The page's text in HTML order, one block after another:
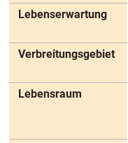
Lebenserwartung
Verbreitungsgebiet
Lebensraum